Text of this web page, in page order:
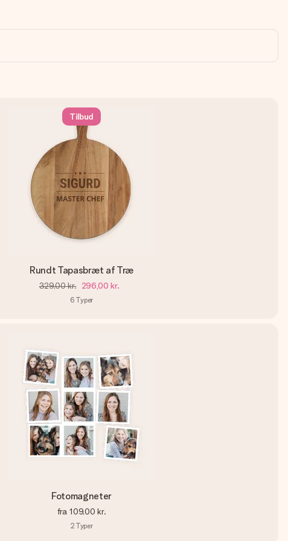
Tilbud
Rundt Tapasbræt af Træ
329,00 kr. 296,00 kr.
6 Typer
Fotomagneter
fra 109,00 kr.
2 Typer